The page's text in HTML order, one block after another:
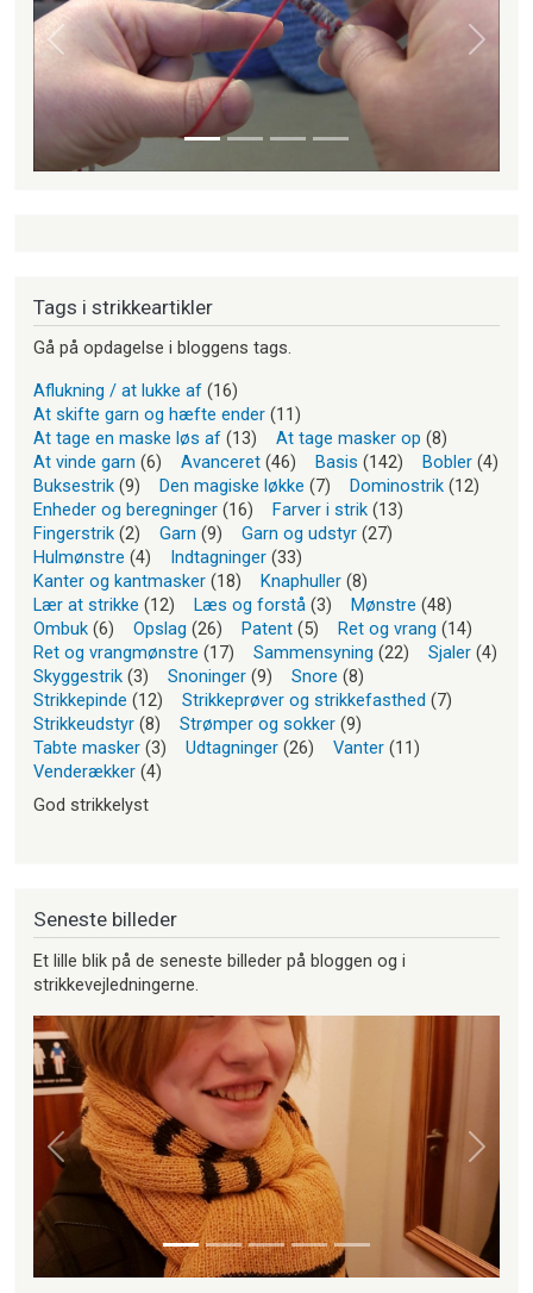
Forrige Næste
Tags i strikkeartikler
Gå på opdagelse i bloggens tags.
Aflukning / at lukke af (16)
At skifte garn og hæfte ender (11)
At tage en maske løs af (13) At tage masker op (8)
At vinde garn (6) Avanceret (46) Basis (142) Bobler (4)
Buksestrik (9) Den magiske løkke (7) Dominostrik (12)
Enheder og beregninger (16) Farver i strik (13)
Fingerstrik (2) Garn (9) Garn og udstyr (27)
Hulmønstre (4) Indtagninger (33)
Kanter og kantmasker (18) Knaphuller (8)
Lær at strikke (12) Læs og forstå (3) Mønstre (48)
Ombuk (6) Opslag (26) Patent (5) Ret og vrang (14)
Ret og vrangmønstre (17) Sammensyning (22) Sjaler (4)
Skyggestrik (3) Snoninger (9) Snore (8)
Strikkepinde (12) Strikkeprøver og strikkefasthed (7)
Strikkeudstyr (8) Strømper og sokker (9)
Tabte masker (3) Udtagninger (26) Vanter (11)
Venderækker (4)
God strikkelyst
Seneste billeder
Et lille blik på de seneste billeder på bloggen og i
strikkevejledningerne.
Forrige Næste